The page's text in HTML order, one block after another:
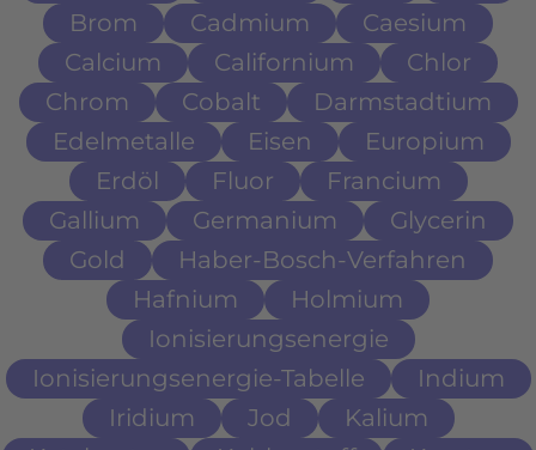
Brom
Cadmium
Caesium
Calcium
Californium
Chlor
Chrom
Cobalt
Darmstadtium
Edelmetalle
Eisen
Europium
Erdöl
Fluor
Francium
Gallium
Germanium
Glycerin
Gold
Haber-Bosch-Verfahren
Hafnium
Holmium
Ionisierungsenergie
Ionisierungsenergie-Tabelle
Indium
Iridium
Jod
Kalium